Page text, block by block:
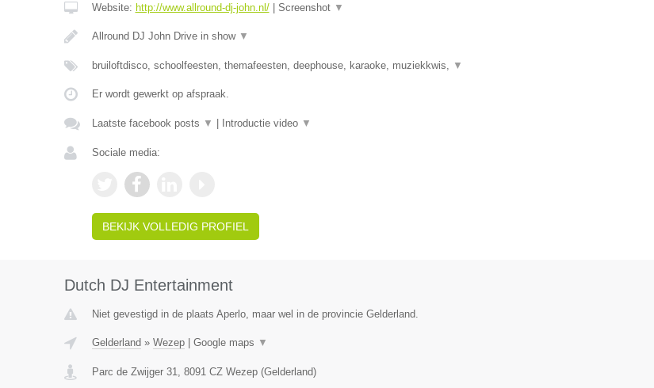
Website: http://www.allround-dj-john.nl/| Screenshot ▼
Allround DJ John Drive in show ▼
bruiloftdisco, schoolfeesten, themafeesten, deephouse, karaoke, muziekkwis, ▼
Er wordt gewerkt op afspraak.
Laatste facebook posts ▼ Introductie video ▼
Sociale media:
BEKIJK VOLLEDIG PROFIEL
Dutch DJ Entertainment
Niet gevestigd in de plaats Aperlo, maar wel in de provincie Gelderland.
Gelderland » Wezep| Google maps ▼
Parc de Zwijger 31, 8091 CZ Wezep(Gelderland)